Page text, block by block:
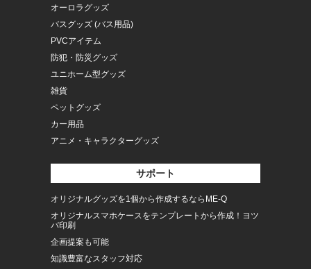
オーロラグッズ
バスグッズ (バス用品)
PVCアイテム
防犯・防災グッズ
ユニホーム型グッズ
雑貨
ペットグッズ
カー用品
アニメ・キャラクターグッズ
サポート
オリジナルグッズを1個から作成するならME-Q
オリジナルスマホケースをテンプレートから作成！ヨツ
バ印刷
企画提案も可能
知識豊富なスタッフ対応